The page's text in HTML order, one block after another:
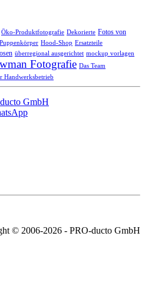
Öko-Produktfotografie Dekorierte Fotos von
Puppenkörper Hood-Shop Ersatzteile
überregional ausgerichtet mockup vorlagen
Fotografie Das Team
Handwerksbetrieb
© 2006-2026 - PRO-ducto GmbH